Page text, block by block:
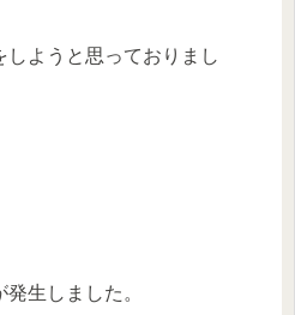
ようと思っておりまし
生しました。